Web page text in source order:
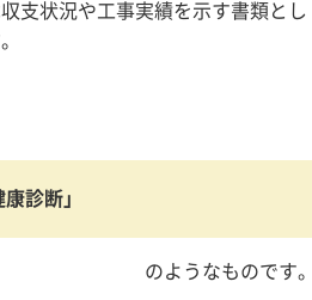
支状況や工事実績を示す書類とし
診断」
のようなものです